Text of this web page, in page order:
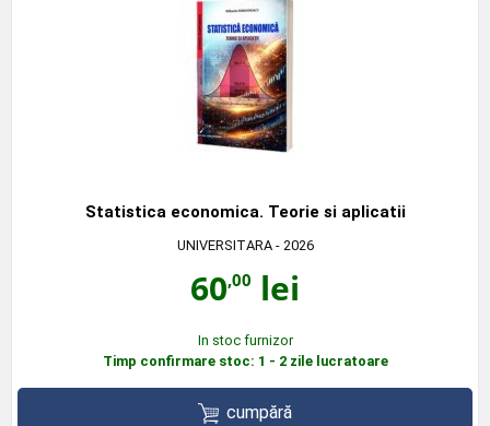
Statistica economica. Teorie si aplicatii
UNIVERSITARA- 2026
60,00 lei
In stoc furnizor
Timp confirmare stoc: 1 - 2 zile lucratoare
cumpără